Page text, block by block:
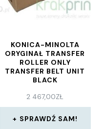
KONICA-MINOLTA
ORYGINAŁ TRANSFER
ROLLER ONLY
TRANSFER BELT UNIT
BLACK
(A2WUR70622)
2 467,00ZŁ
SPRAWDŹ SAM!